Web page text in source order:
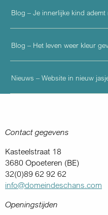
Blog – Je innerlijke kind
Blog – Het leven weer kleur
Nieuws – Website in nieuw
Contact gegevens
Kasteelstraat 18
3680 Opoeteren (BE)
32(0)89 62 92 62
info@domeindeschans.com
Openingstijden